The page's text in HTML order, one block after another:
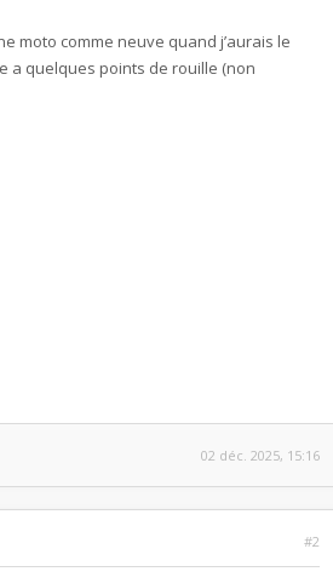
moto comme neuve quand j’aurais le
a quelques points de rouille (non
02 déc. 2025, 15:16
#2